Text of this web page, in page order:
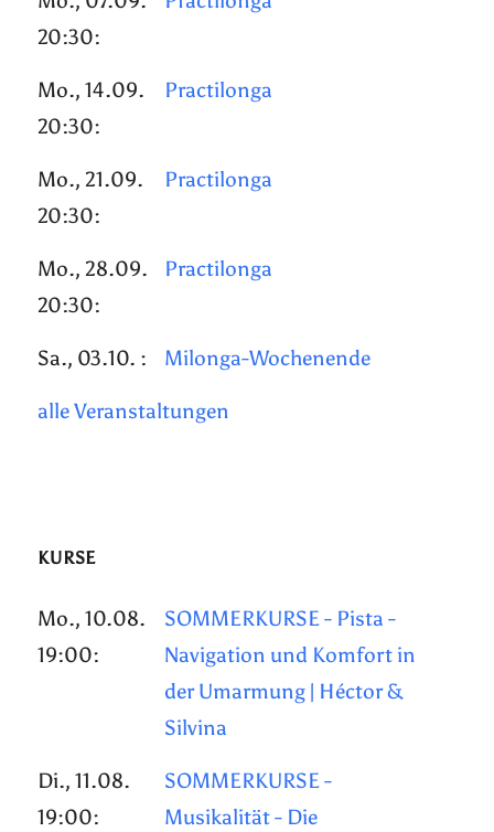
20:30:
Mo., 14.09.
20:30:
Practilonga
Mo., 21.09.
20:30:
Practilonga
Mo., 28.09.
20:30:
Practilonga
Sa., 03.10. : Milonga-Wochenende
alle Veranstaltungen
KURSE
Mo., 10.08.
19:00:
SOMMERKURSE - Pista -
Navigation und Komfort in
der Umarmung | Héctor &
Silvina
Di., 11.08.
19:00:
SOMMERKURSE -
Musikalität - Die